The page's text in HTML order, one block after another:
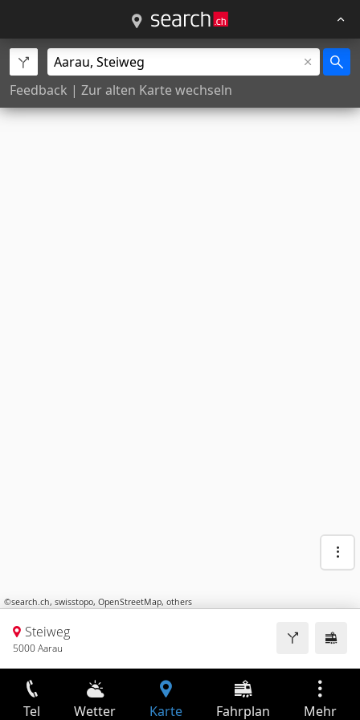
Feedback | Zur alten Karte wechseln
©search.ch, swisstopo, OpenStreetMap, others
Steiweg
5000 Aarau
Tel Wetter Karte Fahrplan Mehr